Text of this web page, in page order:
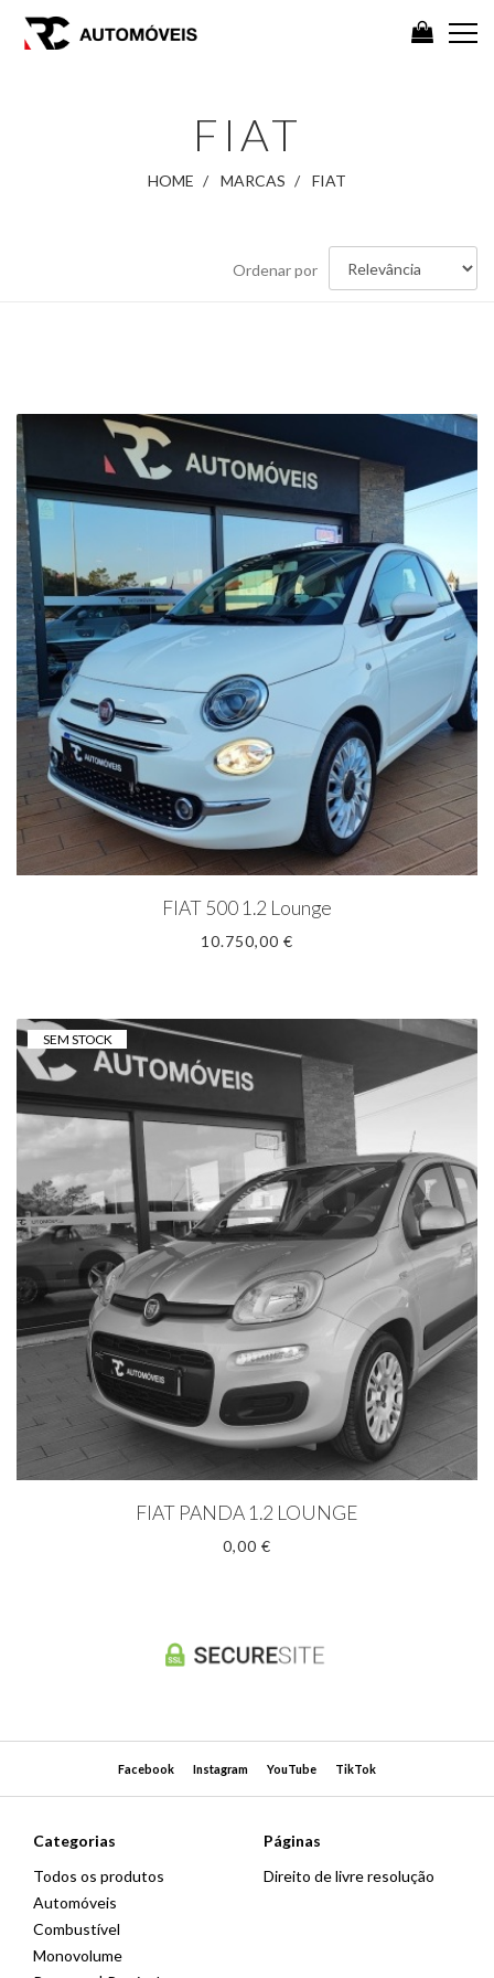
FIAT
HOME MARCAS FIAT
Ordenar por Ordenar
FIAT 500 1.2 Lounge
10.750,00 €
SEM STOCK
FIAT PANDA 1.2 LOUNGE
0,00 €
Facebook Instagram YouTube TikTok
Categorias
Todos os produtos
Automóveis
Combustível
Monovolume
Páginas
Direito de livre resolução